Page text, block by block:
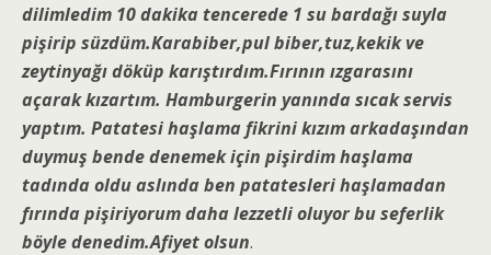
dilimledim 10 dakika tencerede 1 su bardağı suyla
pişirip süzdüm.Karabiber,pul biber,tuz,kekik ve
zeytinyağı döküp karıştırdım.Fırının ızgarasını
açarak kızartım. Hamburgerin yanında sıcak servis
yaptım. Patatesi haşlama fikrini kızım arkadaşından
duymuş bende denemek için pişirdim haşlama
tadında oldu aslında ben patatesleri haşlamadan
fırında pişiriyorum daha lezzetli oluyor bu seferlik
böyle denedim.Afiyet olsun.